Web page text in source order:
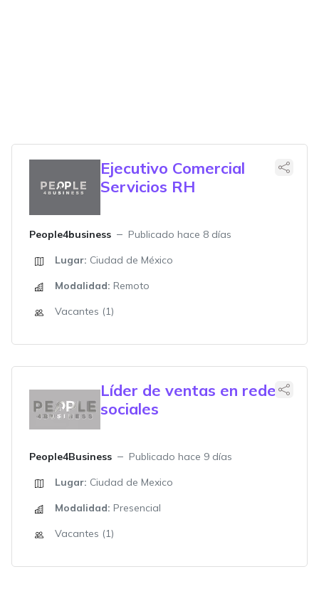
Ejecutivo Comercial
Servicios RH
People4business
Publicado hace 8 días
Lugar: Ciudad de México
Modalidad: Remoto
Vacantes (1)
Líder de ventas en redes
sociales
People4Business
Publicado hace 9 días
Lugar: Ciudad de Mexico
Modalidad: Presencial
Vacantes (1)